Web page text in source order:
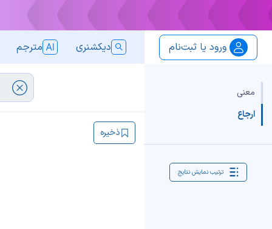
ورود یا ثبت‌نام دیکشنری مترجم
معنی
ارجاع
ترتیب نمایش نتایج
ذخیره